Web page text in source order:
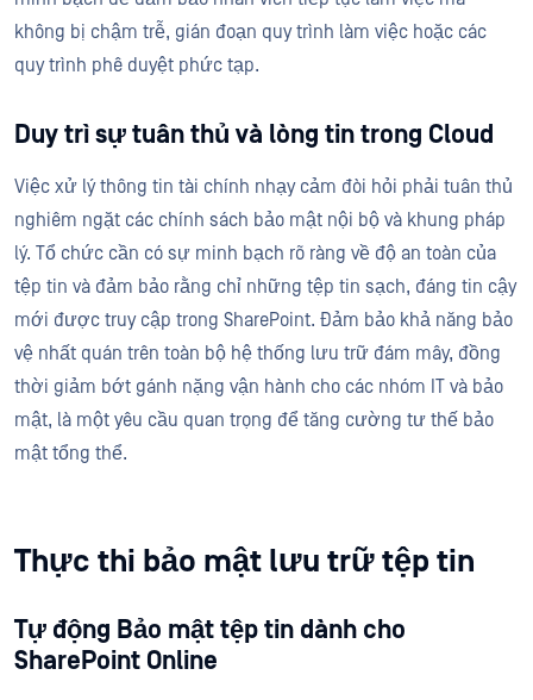
không bị chậm trễ, gián đoạn quy trình làm việc hoặc các
quy trình phê duyệt phức tạp.
Duy trì sự tuân thủ và lòng tin trong Cloud
Việc xử lý thông tin tài chính nhạy cảm đòi hỏi phải tuân thủ
nghiêm ngặt các chính sách bảo mật nội bộ và khung pháp
lý. Tổ chức cần có sự minh bạch rõ ràng về độ an toàn của
tệp tin và đảm bảo rằng chỉ những tệp tin sạch, đáng tin cậy
mới được truy cập trong SharePoint. Đảm bảo khả năng bảo
vệ nhất quán trên toàn bộ hệ thống lưu trữ đám mây, đồng
thời giảm bớt gánh nặng vận hành cho các nhóm IT và bảo
mật, là một yêu cầu quan trọng để tăng cường tư thế bảo
mật tổng thể.
Thực thi bảo mật lưu trữ tệp tin
Tự động Bảo mật tệp tin dành cho
SharePoint Online